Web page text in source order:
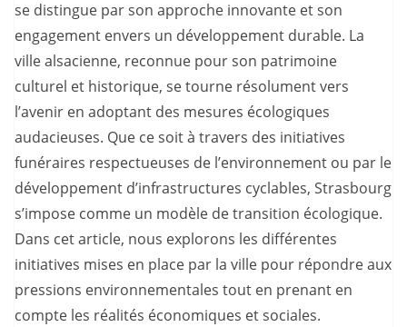
se distingue par son approche innovante et son
engagement envers un développement durable. La
ville alsacienne, reconnue pour son patrimoine
culturel et historique, se tourne résolument vers
l’avenir en adoptant des mesures écologiques
audacieuses. Que ce soit à travers des initiatives
funéraires respectueuses de l’environnement ou par le
développement d’infrastructures cyclables, Strasbourg
s’impose comme un modèle de transition écologique.
Dans cet article, nous explorons les différentes
initiatives mises en place par la ville pour répondre aux
pressions environnementales tout en prenant en
compte les réalités économiques et sociales.